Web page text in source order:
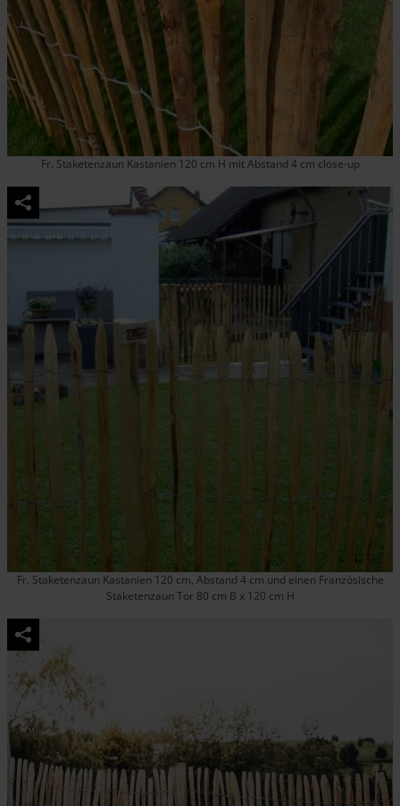
Fr. Staketenzaun Kastanien 120 cm H mit Abstand 4 cm close-up
Fr. Staketenzaun Kastanien 120 cm, Abstand 4 cm und einen Französische
Staketenzaun Tor 80 cm B x 120 cm H